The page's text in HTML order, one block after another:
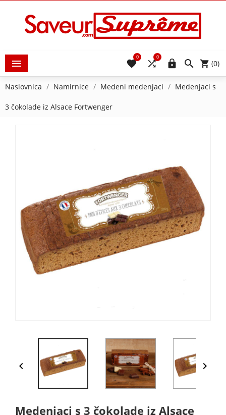
  (0)


0

0
Naslovnica Namirnice Medeni medenjaci Medenjaci s
3 čokolade iz Alsace Fortwenger
 
Medenjaci s 3 čokolade iz Alsace